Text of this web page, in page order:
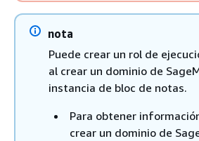
nota
Puede crear un rol de
al crear un dominio de
instancia de bloc de notas.
Para obtener
crear un dominio de